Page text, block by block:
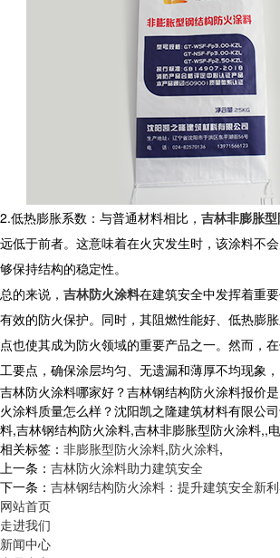
2.低热膨胀系数：与普通材料相比， 吉林非膨胀
远低于前者。这意味着在火灾发生时，该涂料不
够保持结构的稳定性。
总的来说， 吉林防火涂料在建筑安全中发挥着重
有效的防火保护。同时，其阻燃性能好、低热膨
点也使其成为防火领域的重要产品之一。然而，
工要点，确保涂层均匀、无遗漏和薄厚不均现象，
吉林防火涂料哪家好？吉林钢结构防火涂料报价
火涂料质量怎么样？沈阳凯之隆建筑材料有限公
料,吉林钢结构防火涂料,吉林非膨胀型防火涂料,,
相关标签： 非膨胀型防火涂料,防火涂料,
上一条： 吉林防火涂料助力建筑安全
下一条： 吉林钢结构防火涂料：提升建筑安全新
网站首页
走进我们
新闻中心